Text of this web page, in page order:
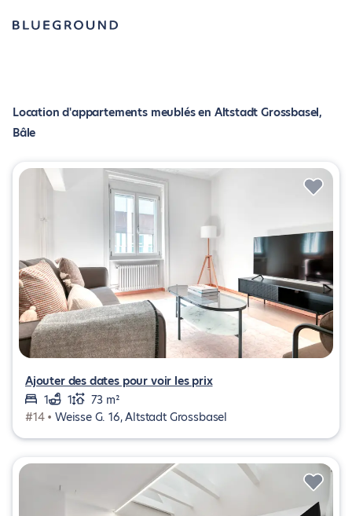
Location d'appartements meublés en Altstadt Grossbasel,
Bâle
Ajouter des dates pour voir les prix
1
1
73 m²
#14 • Weisse G. 16, Altstadt Grossbasel